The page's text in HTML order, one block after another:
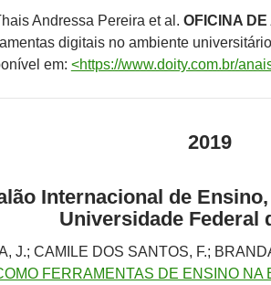
Andressa Pereira et al. OFICINA
digitais no ambiente
em: <https://www.doity.com.br/
2019
Internacional de
Universidade Federal
J.; CAMILE DOS SANTOS, F.;
FERRAMENTAS DE ENSINO NA